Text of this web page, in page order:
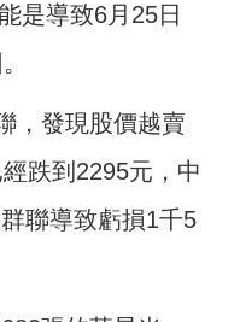
是導致6月25日
，發現股價越賣
跌到2295元，中
聯導致虧損1千5